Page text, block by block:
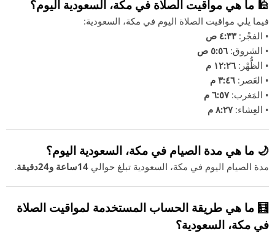
🕌 ما هي مواقيت الصلاة في مكة، السعودية اليوم؟
فيما يلي مواقيت الصلاة اليوم في مكة، السعودية:
• الفجْر:٤:٣٣ ص
• الشروق: ٥:٥٦ ص
• الظُّهْر: ١٢:٢٦ م
• العَصر: ٣:٤٦ م
• المَغرب:٦:٥٧ م
• العِشاء:٨:٢٧ م
🌙 ما هي مدة الصيام في مكة، السعودية اليوم؟
مدة الصيام اليوم في مكة، السعودية تبلغ حوالي 14ساعة و24دقيقة .
🧮 ما هي طريقة الحساب المستخدمة لمواقيت الصلاة
في مكة، السعودية؟